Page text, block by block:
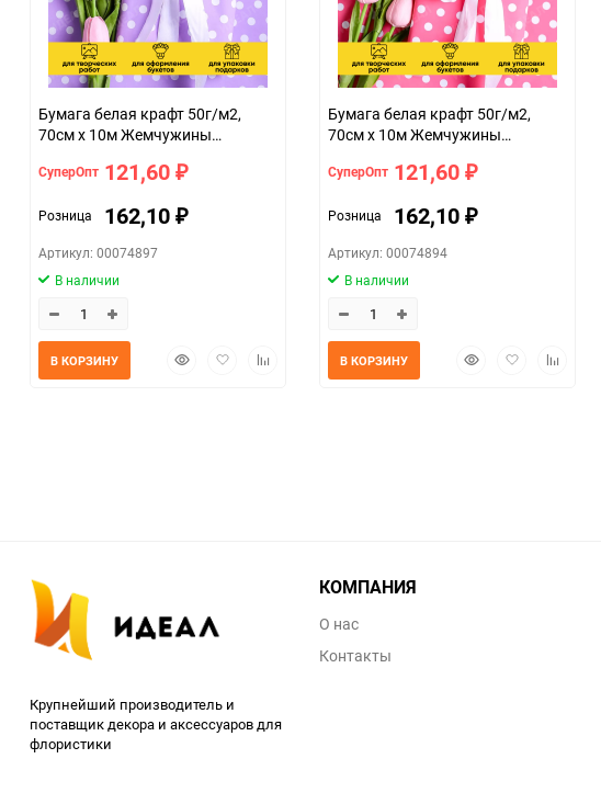
Бумага белая крафт 50г/м2,
70см x 10м Жемчужины
СуперОпт 121,60 ₽
Розница 162,10 ₽
Артикул: 00074897
В наличии
БыстрыйДобавитьДобавить
В КОРЗИНУ
Бумага белая крафт 50г/м2,
70см x 10м Жемчужины
СуперОпт 121,60 ₽
Розница 162,10 ₽
Артикул: 00074894
В наличии
БыстрыйДобавитьДобавить
В КОРЗИНУ
Крупнейший производитель и
поставщик декора и аксессуаров для
флористики
КОМПАНИЯ
О нас
Контакты